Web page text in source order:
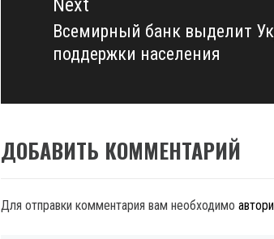
Next
Next
post:
Всемирный банк выделит
поддержки населения
ДОБАВИТЬ КОММЕНТАРИЙ
Для отправки комментария вам необходимо